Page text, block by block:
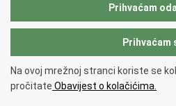
Međunarodni centar za podvodnu
Copyright © 2026 Ministarstvo kulture i
pristupačnosti.
Prihvaćam
Prihvaćam
Na ovoj mrežnoj stranci koriste se
pročitate Obavijest o kolačićima.